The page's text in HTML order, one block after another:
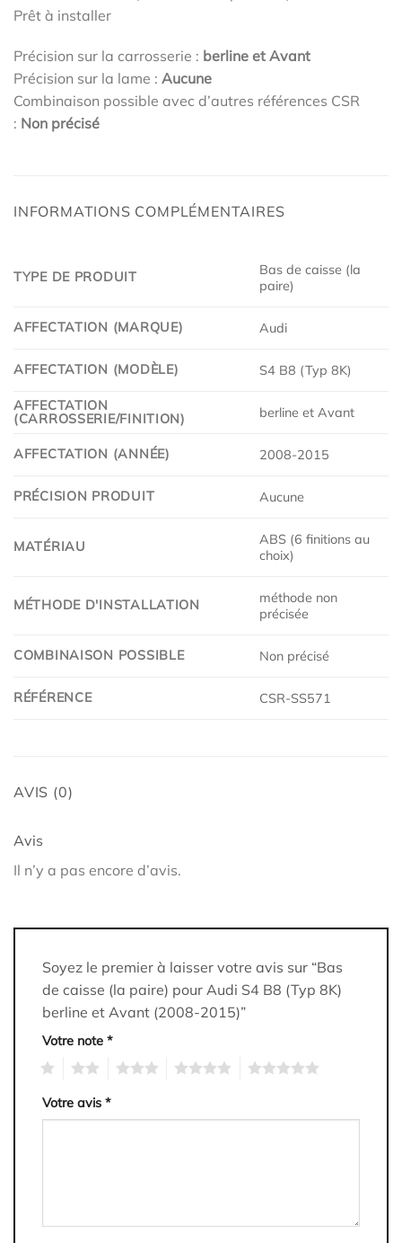
Prêt à installer
Précision sur la carrosserie : berline et Avant
Précision sur la lame : Aucune
Combinaison possible avec d’autres références CSR
: Non précisé
INFORMATIONS COMPLÉMENTAIRES
TYPE DE PRODUIT
Bas de caisse (la
paire)
AFFECTATION (MARQUE) Audi
AFFECTATION (MODÈLE) S4 B8 (Typ 8K)
AFFECTATION
(CARROSSERIE/FINITION)
berline et Avant
AFFECTATION (ANNÉE) 2008-2015
PRÉCISION PRODUIT Aucune
MATÉRIAU
ABS (6 finitions au
choix)
MÉTHODE D'INSTALLATION
méthode non
précisée
COMBINAISON POSSIBLE Non précisé
RÉFÉRENCE CSR-SS571
AVIS (0)
Avis
Il n’y a pas encore d’avis.
Soyez le premier à laisser votre avis sur “Bas
de caisse (la paire) pour Audi S4 B8 (Typ 8K)
berline et Avant (2008-2015)”
Votre note *
Votre avis *